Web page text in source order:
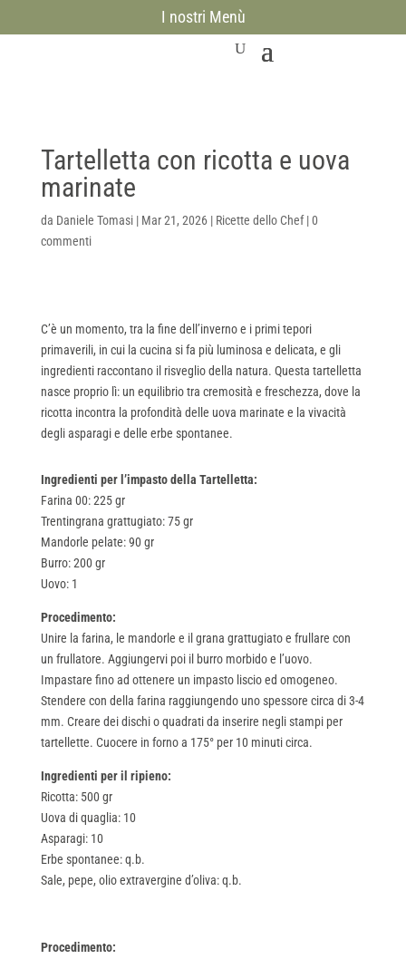
I nostri Menù
Tartelletta con ricotta e uova
marinate
da Daniele Tomasi| Mar 21, 2026| Ricette dello Chef|0
commenti
C’è un momento, tra la fine dell’inverno e i primi tepori
primaverili, in cui la cucina si fa più luminosa e delicata, e gli
ingredienti raccontano il risveglio della natura. Questa tartelletta
nasce proprio lì: un equilibrio tra cremosità e freschezza, dove la
ricotta incontra la profondità delle uova marinate e la vivacità
degli asparagi e delle erbe spontanee.
Ingredienti per l’impasto della Tartelletta:
Farina 00: 225 gr
Trentingrana grattugiato: 75 gr
Mandorle pelate: 90 gr
Burro: 200 gr
Uovo: 1
Procedimento:
Unire la farina, le mandorle e il grana grattugiato e frullare con
un frullatore. Aggiungervi poi il burro morbido e l’uovo.
Impastare fino ad ottenere un impasto liscio ed omogeneo.
Stendere con della farina raggiungendo uno spessore circa di 3-4
mm. Creare dei dischi o quadrati da inserire negli stampi per
tartellette. Cuocere in forno a 175° per 10 minuti circa.
Ingredienti per il ripieno:
Ricotta: 500 gr
Uova di quaglia: 10
Asparagi: 10
Erbe spontanee: q.b.
Sale, pepe, olio extravergine d’oliva: q.b.
Procedimento: